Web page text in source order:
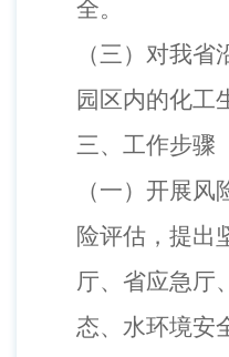
全。
（三） 对我省
园区内的化工
三、工作步骤
（一） 开展风
险评估，提出
厅、省应急厅
态、水环境安